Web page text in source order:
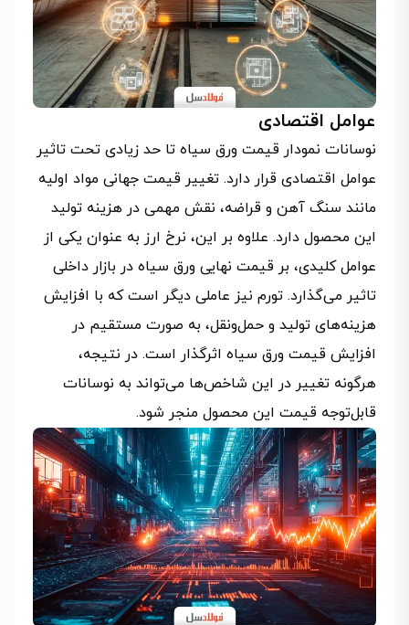
عوامل اقتصادی
نوسانات نمودار قیمت ورق سیاه تا حد زیادی تحت تاثیر
عوامل اقتصادی قرار دارد. تغییر قیمت جهانی مواد اولیه
مانند سنگ آهن و قراضه، نقش مهمی در هزینه تولید
این محصول دارد. علاوه بر این، نرخ ارز به عنوان یکی از
عوامل کلیدی، بر قیمت نهایی ورق سیاه در بازار داخلی
تاثیر می‌گذارد. تورم نیز عاملی دیگر است که با افزایش
هزینه‌های تولید و حمل‌ونقل، به صورت مستقیم در
افزایش قیمت ورق سیاه اثرگذار است. در نتیجه،
هرگونه تغییر در این شاخص‌ها می‌تواند به نوسانات
قابل‌توجه قیمت این محصول منجر شود.